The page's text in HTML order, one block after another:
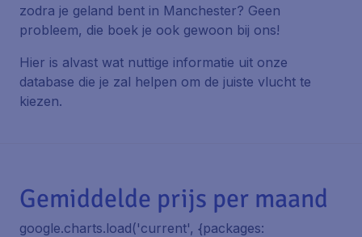
zodra je geland bent in Manchester? Geen
probleem, die boek je ook gewoon bij ons!
Hier is alvast wat nuttige informatie uit onze
database die je zal helpen om de juiste vlucht te
kiezen.
Gemiddelde prijs per maand
google.charts.load('current', {packages: